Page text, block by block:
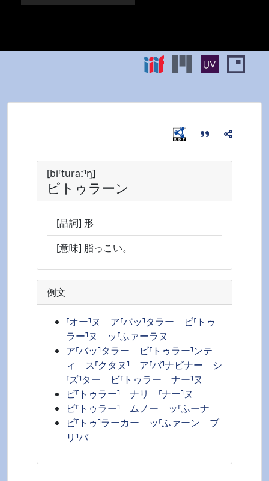
[bi⸢turaː⸣ŋ]
ビトゥラーン
[品詞] 形
[意味] 脂っこい。
例文
⸢オー⸣ヌ ア⸢バッ⸣タラー ビ⸢トゥ
ラー⸣ヌ ッ⸢ふァーラヌ
ア⸢バッ⸣タラー ビ⸢トゥラー⸣ンテ
ィ ス⸢クタヌ⸣ ア⸢バ⸣ナビナー シ
⸢ズ⸣ター ビ⸢トゥラー ナー⸣ヌ
ビ⸢トゥラー⸣ ナリ ⸢ナー⸣ヌ
ビ⸢トゥラー⸣ ムノー ッ⸢ふーナ
ビ⸢トゥ⸣ラーカー ッ⸢ふァーン ブ
リ⸣バ